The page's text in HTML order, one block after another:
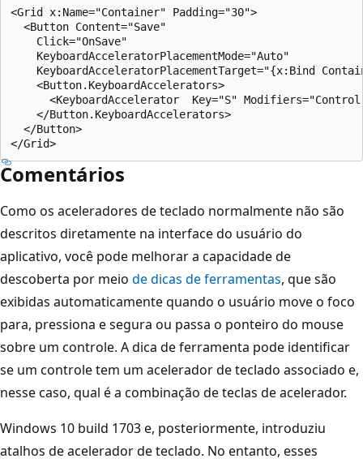
<Grid x:Name="Container" Padding="30">
  <Button Content="Save"
    Click="OnSave"
    KeyboardAcceleratorPlacementMode="Auto"
KeyboardAcceleratorPlacementTarget="{x:Bind
    <Button.KeyboardAccelerators>
<KeyboardAccelerator  Key="S"
    </Button.KeyboardAccelerators>
  </Button>
Comentários
Como os aceleradores de teclado normalmente não são
descritos diretamente na interface do usuário do
aplicativo, você pode melhorar a capacidade de
descoberta por meio de dicas de ferramentas, que são
exibidas automaticamente quando o usuário move o foco
para, pressiona e segura ou passa o ponteiro do mouse
sobre um controle. A dica de ferramenta pode identificar
se um controle tem um acelerador de teclado associado e,
nesse caso, qual é a combinação de teclas de acelerador.
Windows 10 build 1703 e, posteriormente, introduziu
atalhos de acelerador de teclado. No entanto, esses